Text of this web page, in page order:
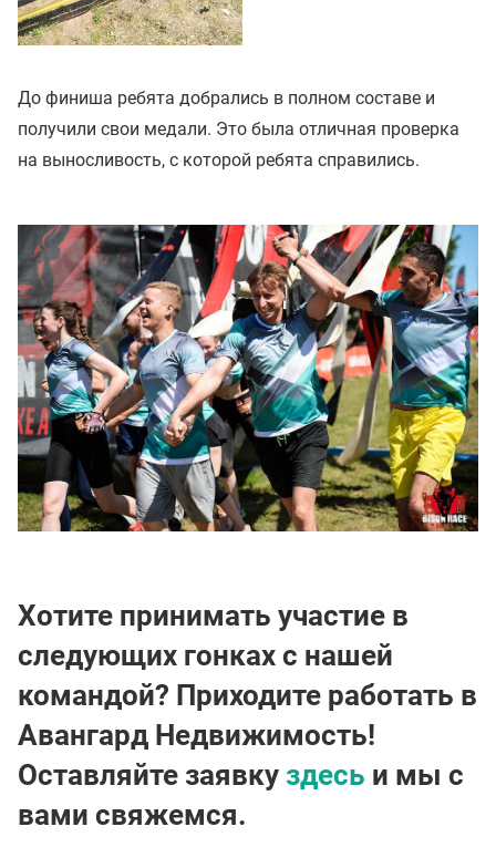
До финиша ребята добрались в полном составе и
получили свои медали. Это была отличная проверка
на выносливость, с которой ребята справились.
Хотите принимать участие в
следующих гонках с нашей
командой? Приходите работать в
Авангард Недвижимость!
Оставляйте заявку здесь и мы с
вами свяжемся.